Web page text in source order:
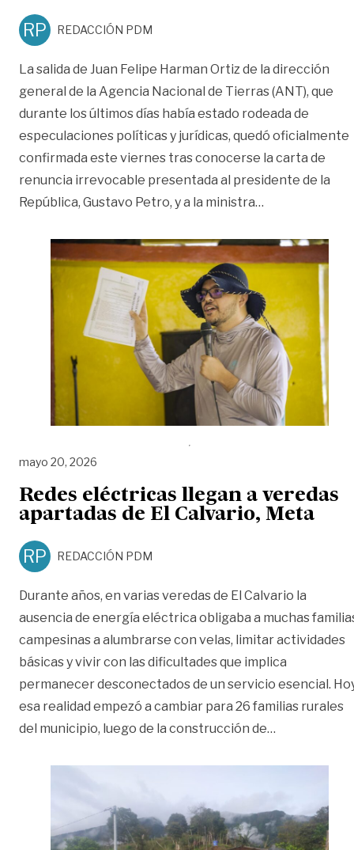
RP REDACCIÓN PDM
La salida de Juan Felipe Harman Ortiz de la dirección
general de la Agencia Nacional de Tierras (ANT), que
durante los últimos días había estado rodeada de
especulaciones políticas y jurídicas, quedó oficialmente
confirmada este viernes tras conocerse la carta de
renuncia irrevocable presentada al presidente de la
República, Gustavo Petro, y a la ministra…
mayo 20, 2026
Redes eléctricas llegan a veredas
apartadas de El Calvario, Meta
RP REDACCIÓN PDM
Durante años, en varias veredas de El Calvario la
ausencia de energía eléctrica obligaba a muchas
campesinas a alumbrarse con velas, limitar actividades
básicas y vivir con las dificultades que implica
permanecer desconectados de un servicio esencial.
esa realidad empezó a cambiar para 26 familias rurales
del municipio, luego de la construcción de…